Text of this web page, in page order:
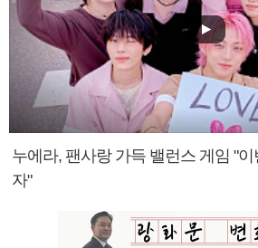
누에라, 팬사랑 가득 밸런스 게임 "
자"